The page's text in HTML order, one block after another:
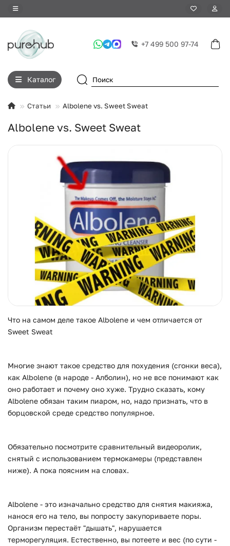
+7 499 500 97-74
Каталог
Статьи Albolene vs. Sweet Sweat
Albolene vs. Sweet Sweat
Что на самом деле такое Albolene и чем отличается от
Sweet Sweat
Многие знают такое средство для похудения (сгонки веса),
как Albolene (в народе - Алболин), но не все понимают как
оно работает и почему оно хуже. Трудно сказать, кому
Albolene обязан таким пиаром, но, надо признать, что в
борцовской среде средство популярное.
Обязательно посмотрите сравнительный видеоролик,
снятый с использованием термокамеры (представлен
ниже). А пока поясним на словах.
Albolene - это изначально средство для снятия макияжа,
нанося его на тело, вы попросту закупориваете поры.
Организм перестаёт "дышать", нарушается
терморегуляция. Естественно, вы потеете и вес (по сути -